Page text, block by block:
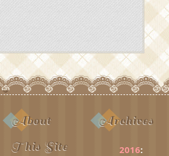
About
This Site
Archives
2016: